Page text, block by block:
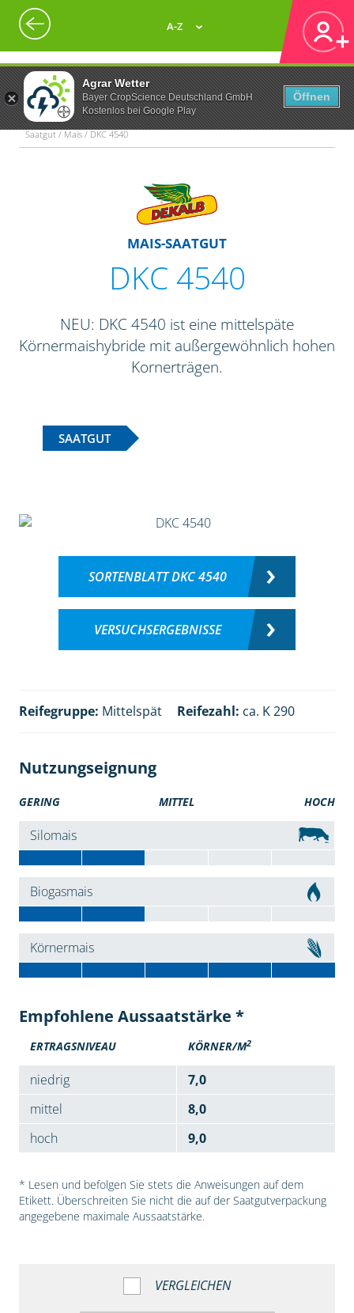
Agrar Wetter
Bayer CropScience Deutschland GmbH
Kostenlos bei Google Play
Öffnen
A-Z
Saatgut / Mais / DKC 4540
MAIS-SAATGUT
DKC 4540
NEU: DKC 4540 ist eine mittelspäte
Körnermaishybride mit außergewöhnlich hohen
Kornerträgen.
SAATGUT
SORTENBLATT DKC 4540
VERSUCHSERGEBNISSE
Reifegruppe: Mittelspät Reifezahl: ca. K 290
Nutzungseignung
GERING MITTEL HOCH
Silomais
Biogasmais
Körnermais
Empfohlene Aussaatstärke *
ERTRAGSNIVEAU KÖRNER/M2
niedrig
7,0
mittel
8,0
hoch
9,0
* Lesen und befolgen Sie stets die Anweisungen auf dem
Etikett. Überschreiten Sie nicht die auf der Saatgutverpackung
angegebene maximale Aussaatstärke.
VERGLEICHEN